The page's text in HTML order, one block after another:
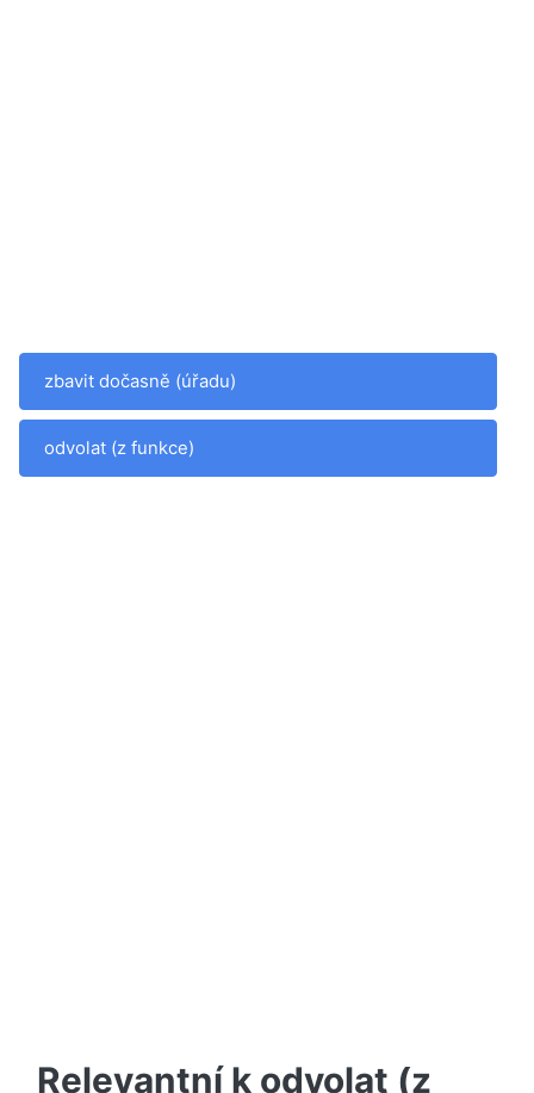
zbavit dočasně (úřadu)
odvolat (z funkce)
Relevantní k odvolat (z